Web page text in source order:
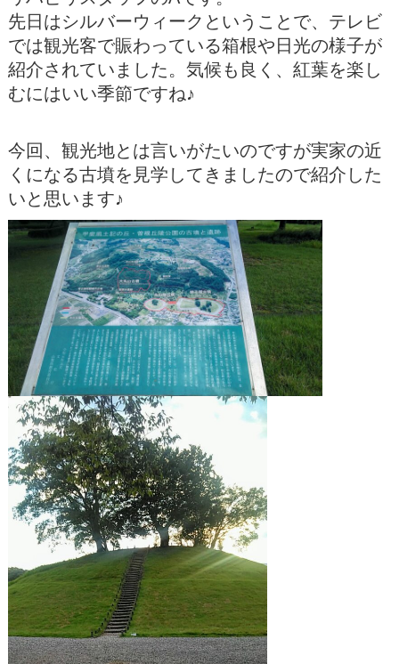
先日はシルバーウィークということで、テレビ
では観光客で賑わっている箱根や日光の様子が
紹介されていました。気候も良く、紅葉を楽し
むにはいい季節ですね♪
今回、観光地とは言いがたいのですが実家の近
くになる古墳を見学してきましたので紹介した
いと思います♪